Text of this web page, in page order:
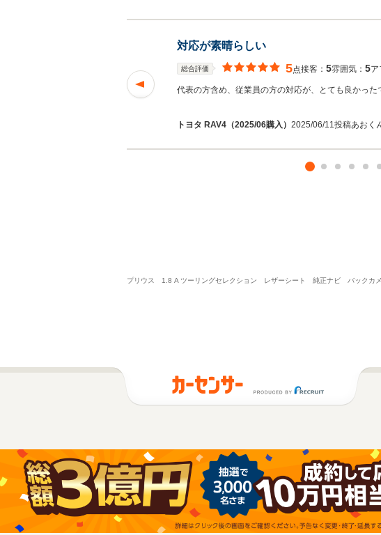
対応が素晴らしい
総合評価 5点接客： 5雰囲気： 5ア
代表の方含め、従業員の方の対応が、とても良かっ
トヨタ RAV4（2025/06購入） 2025/06/11投稿あおく
プリウス 1.8 A ツーリングセレクション レザーシート 純正ナビ バックカ